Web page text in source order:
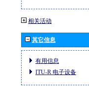
相关活动
其它信息
有用信息
ITU-R 电子设备